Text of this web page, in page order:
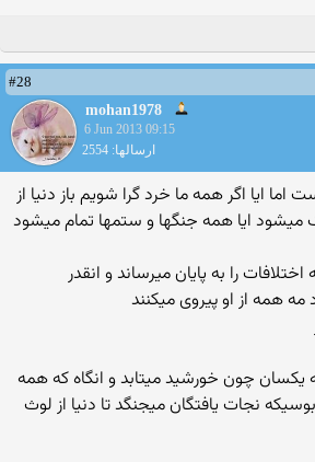
#28
mohan1978
6 Jun 2013 09:15
ارسالها: 2554
ایا اگر همه ما خرد گرا شویم باز دنیا از
میشود ایا همه جنگها و ستمها تمام میشود
را به پایان میرساند و انقدر
همه از او پیروی میکنند
چون خورشید میتابد و انگاه که همه
نجات یافتگان میجنگد تا دنیا از لوث